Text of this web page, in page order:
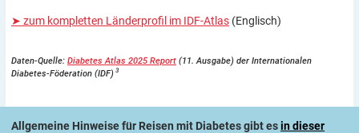
➤ zum kompletten Länderprofil im IDF-Atlas (Englisch)
Daten-Quelle: Diabetes Atlas 2025 Report (11. Ausgabe) der Internationalen
Diabetes-Föderation (IDF) 3
Allgemeine Hinweise für Reisen mit Diabetes gibt esin dieser